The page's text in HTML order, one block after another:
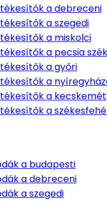
a debreceni
a szegedi
a miskolci
a pecsia
a győri
a
a kecskemét
a
a budapesti
a debreceni
a szegedi